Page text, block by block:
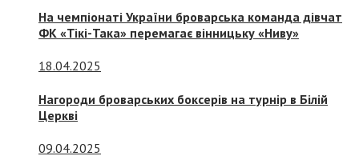
На чемпіонаті України броварська команда дівчат
ФК «Тікі-Така» перемагає вінницьку «Ниву»
18.04.2025
Нагороди броварських боксерів на турнір в Білій
Церкві
09.04.2025